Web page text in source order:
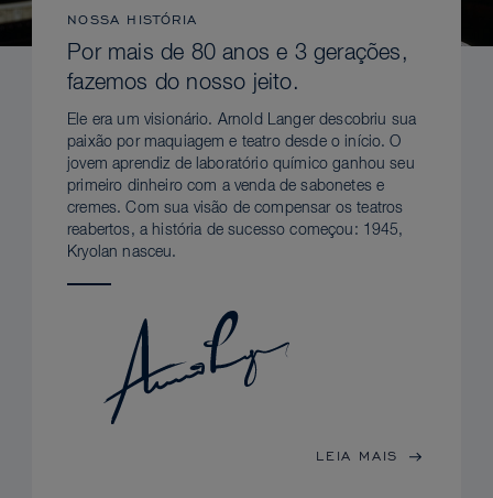
NOSSA HISTÓRIA
Por mais de 80 anos e 3 gerações,
fazemos do nosso jeito.
Ele era um visionário. Arnold Langer descobriu sua
paixão por maquiagem e teatro desde o início. O
jovem aprendiz de laboratório químico ganhou seu
primeiro dinheiro com a venda de sabonetes e
cremes. Com sua visão de compensar os teatros
reabertos, a história de sucesso começou: 1945,
Kryolan nasceu.
LEIA MAIS